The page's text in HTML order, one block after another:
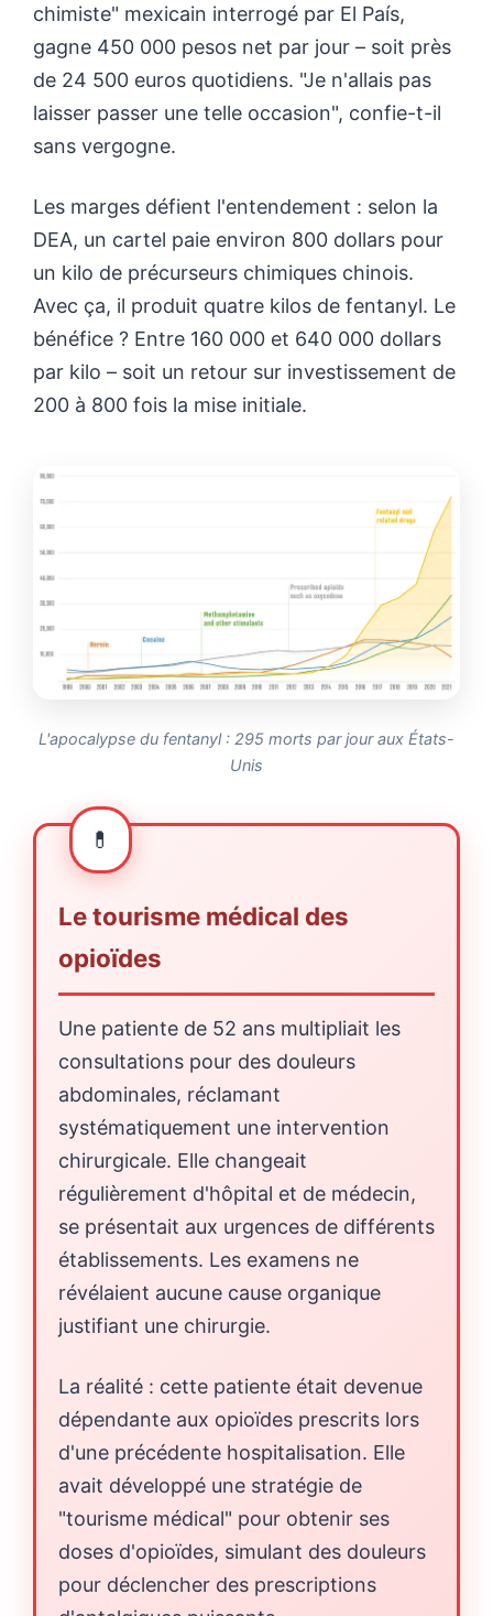
chimiste" mexicain interrogé par El País,
gagne 450 000 pesos net par jour – soit près
de 24 500 euros quotidiens. "Je n'allais pas
laisser passer une telle occasion", confie-t-il
sans vergogne.
Les marges défient l'entendement : selon la
DEA, un cartel paie environ 800 dollars pour
un kilo de précurseurs chimiques chinois.
Avec ça, il produit quatre kilos de fentanyl. Le
bénéfice ? Entre 160 000 et 640 000 dollars
par kilo – soit un retour sur investissement de
200 à 800 fois la mise initiale.
L'apocalypse du fentanyl : 295 morts par jour aux États-
Unis
Le tourisme médical des
opioïdes
Une patiente de 52 ans multipliait les
consultations pour des douleurs
abdominales, réclamant
systématiquement une intervention
chirurgicale. Elle changeait
régulièrement d'hôpital et de médecin,
se présentait aux urgences de différents
établissements. Les examens ne
révélaient aucune cause organique
justifiant une chirurgie.
La réalité : cette patiente était devenue
dépendante aux opioïdes prescrits lors
d'une précédente hospitalisation. Elle
avait développé une stratégie de
"tourisme médical" pour obtenir ses
doses d'opioïdes, simulant des douleurs
pour déclencher des prescriptions